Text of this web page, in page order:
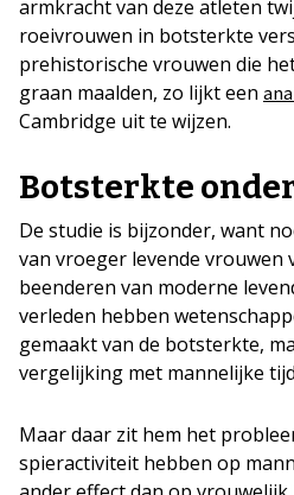
armkracht van deze atleten
roeivrouwen in botsterkte
prehistorische vrouwen die
graan maalden, zo lijkt een
Cambridge uit te wijzen.
Botsterkte
De studie is bijzonder, want
van vroeger levende vrouwen
beenderen van moderne
verleden hebben
gemaakt van de botsterkte,
vergelijking met mannelijke
Maar daar zit hem het
spieractiviteit hebben op